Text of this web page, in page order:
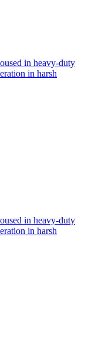
in heavy-duty
in harsh
in heavy-duty
in harsh